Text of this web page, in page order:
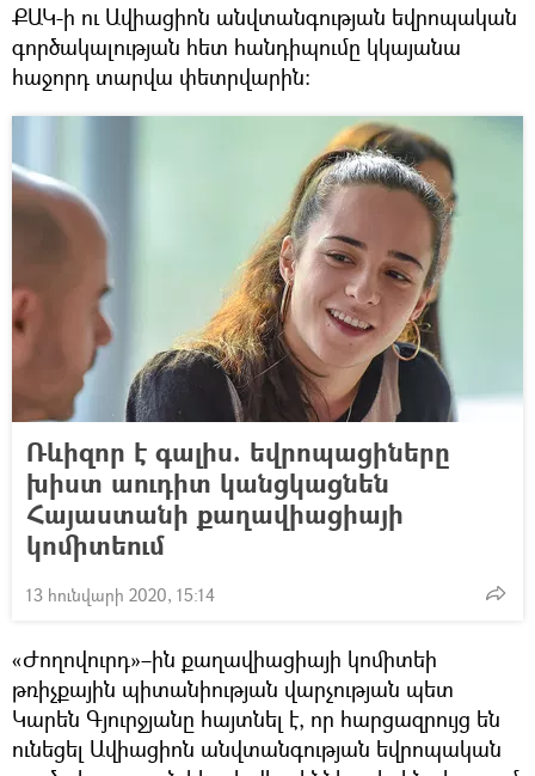
ՔԱԿ-ի ու Ավիացիոն անվտանգության եվրոպական
գործակալության հետ հանդիպումը կկայանա
հաջորդ տարվա փետրվարին:
Ռևիզոր է գալիս. եվրոպացիները
խիստ աուդիտ կանցկացնեն
Հայաստանի քաղավիացիայի
կոմիտեում
13 հունվարի 2020, 15:14
«Ժողովուրդ»–ին քաղավիացիայի կոմիտեի
թռիչքային պիտանիության վարչության պետ
Կարեն Գյուրջյանը հայտնել է, որ հարցազրույց են
ունեցել Ավիացիոն անվտանգության եվրոպական